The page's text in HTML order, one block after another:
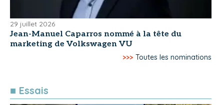
29 juillet 2026
Jean-Manuel Caparros nommé à la tête du
marketing de Volkswagen VU
>>> Toutes les nominations
■ Essais